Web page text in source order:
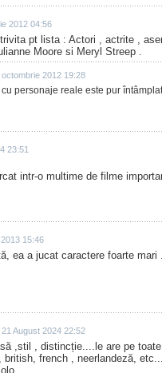
2012 04:56
pt lista : Actori , actrite ,
Moore si Meryl Streep .
2012 19:28
personaje reale este pur
23:51
intr-o multime de filme
15:46
ea a jucat caractere foarte mari
21 August 2024 22:52
,stil , distincție....le are pe
british, french , neerlandeză,
...........